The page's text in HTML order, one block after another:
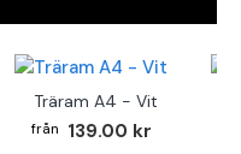
Träram A4 - Vit
139.00 kr